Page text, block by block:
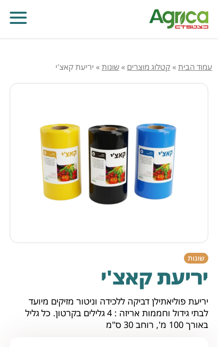
קוטלי עשבים
קוטלי חרקים
מווסתי צמיחה
דישון עלוותי וביוסטימולנטים
זרעים
עמוד הבית»קטלוג מוצרים »שונות» יריעת קאצ'י
שונות
יריעת קאצ'י
יריעת פוליאתילן דביקה ללכידה וניטור מזיקים מיועד
לבתי גידול וחממות אריזה : 4 גלילים בקרטון. כל גליל
באורך 100 מ', רוחב 30 ס"מ